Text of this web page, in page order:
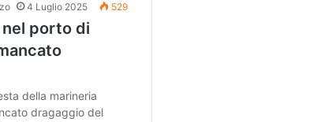
4 Luglio 2025 529
nel porto di
della marineria
dragaggio del